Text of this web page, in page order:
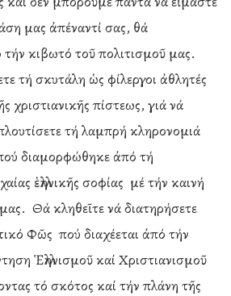
μας ἀπέναντί σας, θά
κιβωτό τοῦ πολιτισμοῦ μας.
τή σκυτάλη ὡς φίλεργοι ἀθλητές
χριστιανικῆς πίστεως, γιά νά
τή λαμπρή κληρονομιά
διαμορφώθηκε ἀπό τή
ἑλληνικῆς σοφίας μέ τήν καινή
Θά κληθεῖτε νά διατηρήσετε
Φῶς πού διαχέεται ἀπό τήν
Ἑλληνισμοῦ καί Χριστιανισμοῦ
τό σκότος καί τήν πλάνη τῆς